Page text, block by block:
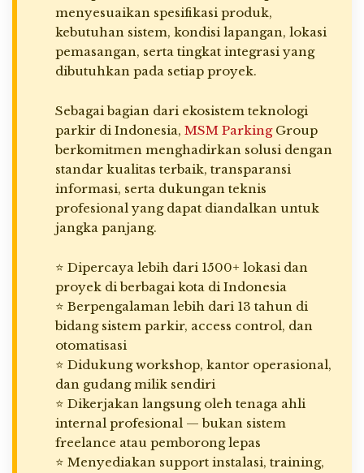
menyesuaikan spesifikasi produk,
kebutuhan sistem, kondisi lapangan, lokasi
pemasangan, serta tingkat integrasi yang
dibutuhkan pada setiap proyek.
Sebagai bagian dari ekosistem teknologi
parkir di Indonesia, MSM ParkingGroup
berkomitmen menghadirkan solusi dengan
standar kualitas terbaik, transparansi
informasi, serta dukungan teknis
profesional yang dapat diandalkan untuk
jangka panjang.
⭐ Dipercaya lebih dari 1500+ lokasi dan
proyek di berbagai kota di Indonesia
⭐ Berpengalaman lebih dari 13 tahun di
bidang sistem parkir, access control, dan
otomatisasi
⭐ Didukung workshop, kantor operasional,
dan gudang milik sendiri
⭐ Dikerjakan langsung oleh tenaga ahli
internal profesional — bukan sistem
freelance atau pemborong lepas
⭐ Menyediakan support instalasi, training,